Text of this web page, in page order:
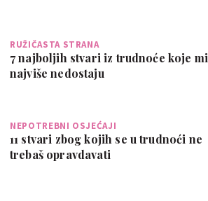
RUŽIČASTA STRANA
7 najboljih stvari iz trudnoće koje mi
najviše nedostaju
NEPOTREBNI OSJEĆAJI
11 stvari zbog kojih se u trudnoći ne
trebaš opravdavati